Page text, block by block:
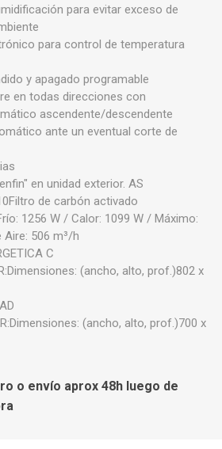
para evitar exceso de
para control de temperatura
y apagado programable
en todas direcciones con
ascendente/descendente
ante un eventual corte de
en unidad exterior. AS
de carbón activado
1256 W / Calor: 1099 W / Máximo:
Aire: 506 m³/h
C
(ancho, alto, prof.)802 x
(ancho, alto, prof.)700 x
o envío aprox 48h luego de